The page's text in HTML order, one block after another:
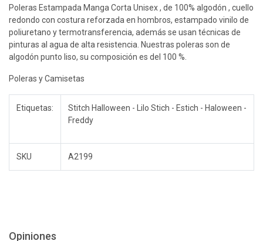
Poleras Estampada Manga Corta Unisex , de 100% algodón , cuello
redondo con costura reforzada en hombros, estampado vinilo de
poliuretano y termotransferencia, además se usan técnicas de
pinturas al agua de alta resistencia. Nuestras poleras son de
algodón punto liso, su composición es del 100 %.
Poleras y Camisetas
Etiquetas:
Stitch Halloween - Lilo Stich - Estich - Haloween -
Freddy
SKU A2199
Opiniones